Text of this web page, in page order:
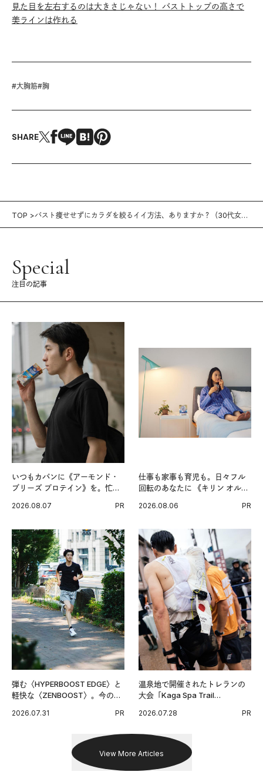
見た目を左右するのは大きさじゃない！ バストトップの高さで
美ラインは作れる
#大胸筋#胸
SHARE
TOP
バスト痩せせずにカラダを絞るイイ方法、ありますか？（30代女
Special
注目の記事
いつもカバンに《アーモンド・
ブリーズ プロテイン》を。忙し
グ習慣。
2026.08.07 PR
仕事も家事も育児も。日々フル
回転のあなたに 《キリン オルニ
2026.08.06 PR
弾む〈HYPERBOOST EDGE〉と
軽快な〈ZENBOOST〉。今の時
出した新機軸。
2026.07.31 PR
温泉地で開催されたトレランの
大会「Kaga Spa Trail
戦を夢見るランナーたちの奮闘
2026.07.28 PR
View More Articles